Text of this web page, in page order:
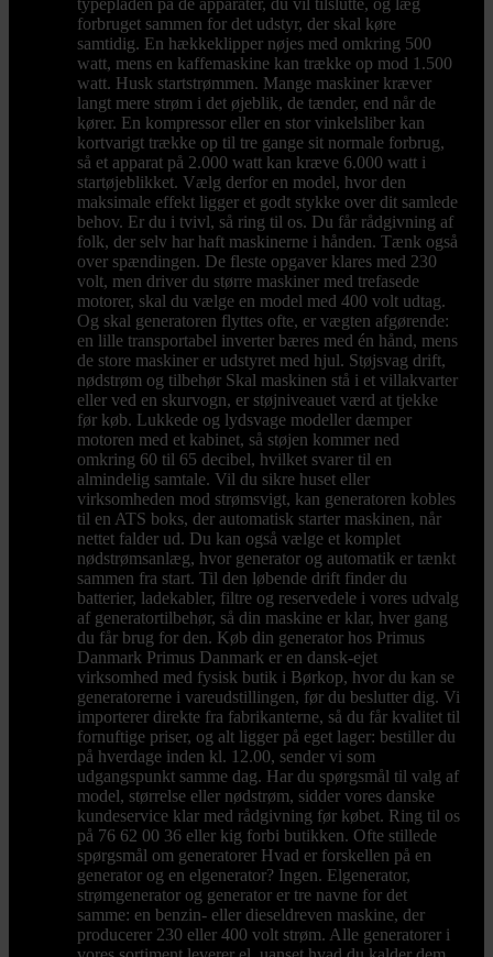
forbruget sammen for det udstyr, der skal køre
samtidig. En hækkeklipper nøjes med omkring 500
watt, mens en kaffemaskine kan trække op mod 1.500
watt. Husk startstrømmen. Mange maskiner kræver
langt mere strøm i det øjeblik, de tænder, end når de
kører. En kompressor eller en stor vinkelsliber kan
kortvarigt trække op til tre gange sit normale forbrug,
så et apparat på 2.000 watt kan kræve 6.000 watt i
startøjeblikket. Vælg derfor en model, hvor den
maksimale effekt ligger et godt stykke over dit samlede
behov. Er du i tvivl, så ring til os. Du får rådgivning af
folk, der selv har haft maskinerne i hånden. Tænk også
over spændingen. De fleste opgaver klares med 230
volt, men driver du større maskiner med trefasede
motorer, skal du vælge en model med 400 volt udtag.
Og skal generatoren flyttes ofte, er vægten afgørende:
en lille transportabel inverter bæres med én hånd, mens
de store maskiner er udstyret med hjul. Støjsvag drift,
nødstrøm og tilbehør Skal maskinen stå i et villakvarter
eller ved en skurvogn, er støjniveauet værd at tjekke
før køb. Lukkede og lydsvage modeller dæmper
motoren med et kabinet, så støjen kommer ned
omkring 60 til 65 decibel, hvilket svarer til en
almindelig samtale. Vil du sikre huset eller
virksomheden mod strømsvigt, kan generatoren kobles
til en ATS boks, der automatisk starter maskinen, når
nettet falder ud. Du kan også vælge et komplet
nødstrømsanlæg, hvor generator og automatik er tænkt
sammen fra start. Til den løbende drift finder du
batterier, ladekabler, filtre og reservedele i vores udvalg
af generatortilbehør, så din maskine er klar, hver gang
du får brug for den. Køb din generator hos Primus
Danmark Primus Danmark er en dansk-ejet
virksomhed med fysisk butik i Børkop, hvor du kan se
generatorerne i vareudstillingen, før du beslutter dig. Vi
importerer direkte fra fabrikanterne, så du får kvalitet til
fornuftige priser, og alt ligger på eget lager: bestiller du
på hverdage inden kl. 12.00, sender vi som
udgangspunkt samme dag. Har du spørgsmål til valg af
model, størrelse eller nødstrøm, sidder vores danske
kundeservice klar med rådgivning før købet. Ring til os
på 76 62 00 36 eller kig forbi butikken. Ofte stillede
spørgsmål om generatorer Hvad er forskellen på en
generator og en elgenerator? Ingen. Elgenerator,
strømgenerator og generator er tre navne for det
samme: en benzin- eller dieseldreven maskine, der
producerer 230 eller 400 volt strøm. Alle generatorer i